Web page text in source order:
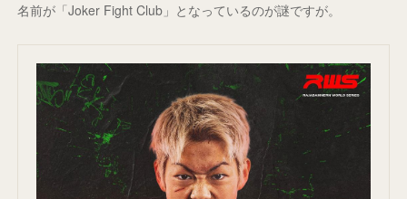
名前が「Joker Fight Club」となっているのが謎ですが。